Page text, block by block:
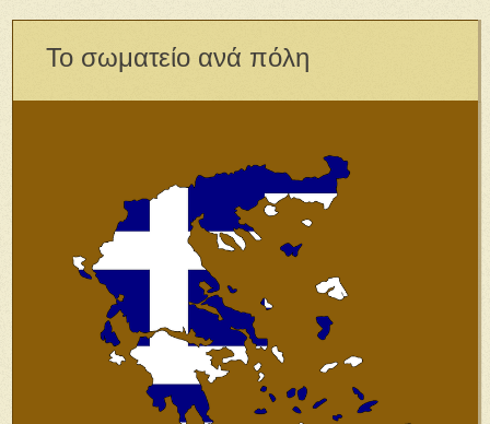
Το σωματείο ανά πόλη